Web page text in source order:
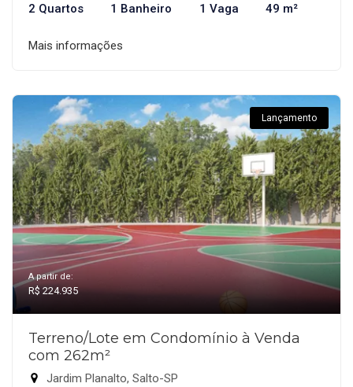
2 Quartos 1 Banheiro 1 Vaga 49 m²
Mais informações
Lançamento
A partir de:
R$ 224.935
Terreno/Lote em Condomínio à Venda
com 262m²
Jardim Planalto, Salto-SP